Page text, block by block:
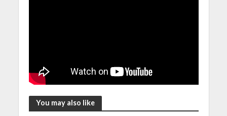
You may also like